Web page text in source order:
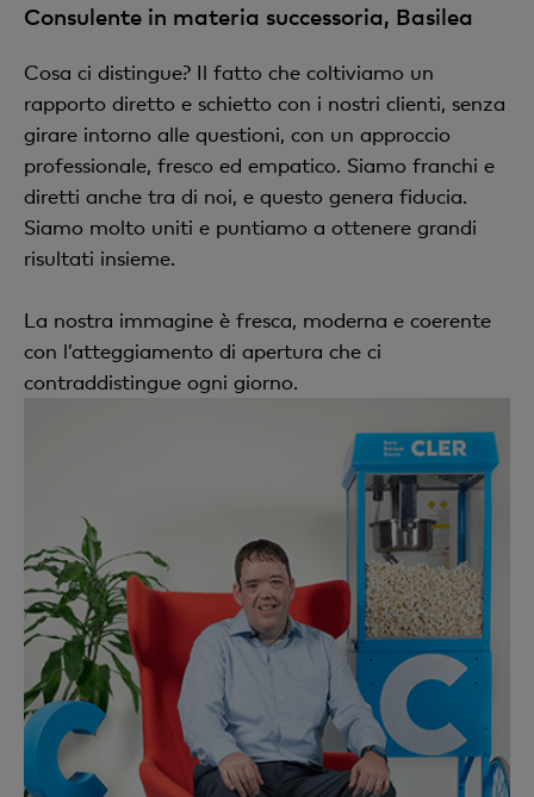
Consulente in materia successoria, Basilea
Cosa ci distingue? Il fatto che coltiviamo un
rapporto diretto e schietto con i nostri clienti, senza
girare intorno alle questioni, con un approccio
professionale, fresco ed empatico. Siamo franchi e
diretti anche tra di noi, e questo genera fiducia.
Siamo molto uniti e puntiamo a ottenere grandi
risultati insieme.
La nostra immagine è fresca, moderna e coerente
con l’atteggiamento di apertura che ci
contraddistingue ogni giorno.